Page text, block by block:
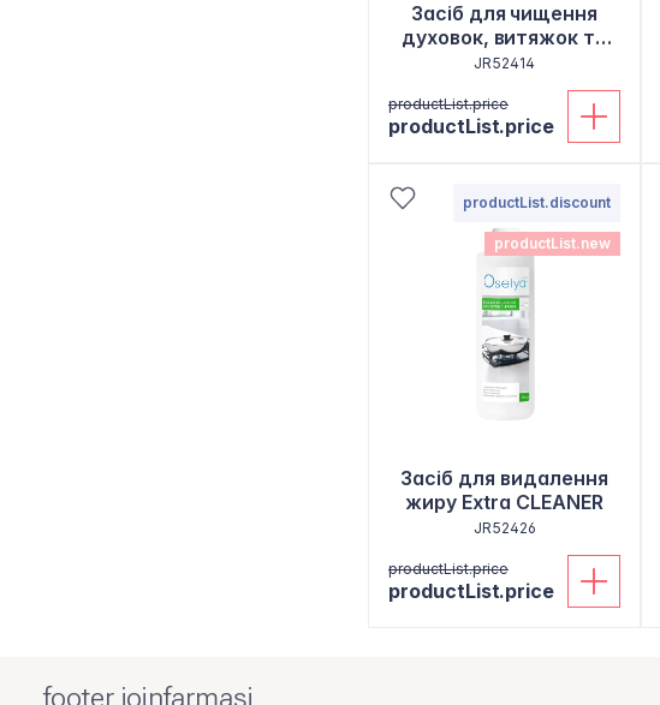
Засіб для чищення
духовок, витяжок та
грилю "Суперсила"
JR52414
productList.price
productList.price
productList.discount
productList.new
Засіб для видалення
жиру Extra CLEANER
JR52426
productList.price
productList.price
footer.joinfarmasi